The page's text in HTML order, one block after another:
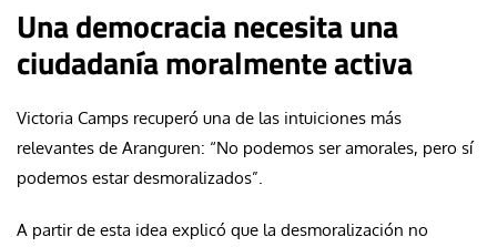
Una democracia necesita una
ciudadanía moralmente activa
Victoria Camps recuperó una de las intuiciones más
relevantes de Aranguren: “No podemos ser amorales, pero sí
podemos estar desmoralizados”.
A partir de esta idea explicó que la desmoralización no